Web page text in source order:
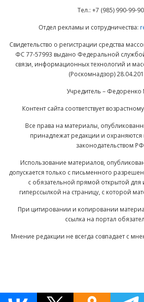
Тел.: +7 (985) 990-99-90
Отдел рекламы и сотрудничества:
Свидетельство о регистрации средства
ФС 77-57993 выдано Федеральной
связи, информационных технологий и
(Роскомнадзор)
Учредитель – Федоренко
Контент сайта соответствует
Все права на материалы,
принадлежат редакции и охраняются
законодательством
Использование материалов,
допускается только с письменного
с обязательной прямой открытой для
гиперссылкой на страницу, с которой
При цитировании и копировании
ссылка на портал
Мнение редакции не всегда совпадает с